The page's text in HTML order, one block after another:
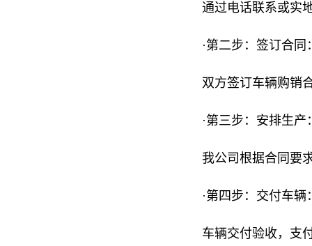
通过电话联系或实
·第二步：签订合同
双方签订车辆购销
·第三步：安排生产
我公司根据合同要
·第四步：交付车辆
车辆交付验收，支